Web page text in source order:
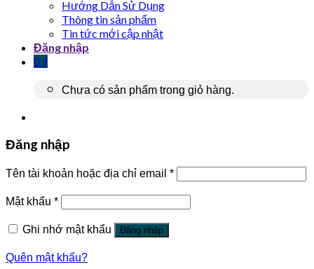
Hướng Dẫn Sử Dụng
Thông tin sản phẩm
Tin tức mới cập nhật
Đăng nhập
0 ₫
Chưa có sản phẩm trong giỏ hàng.
Đăng nhập
Tên tài khoản hoặc địa chỉ email *
Mật khẩu *
Ghi nhớ mật khẩu Đăng nhập
Quên mật khẩu?